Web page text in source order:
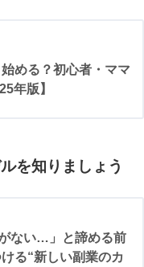
める？初心者・ママ
年版】
を知りましょう
ない…」と諦める前
る“新しい副業のカ